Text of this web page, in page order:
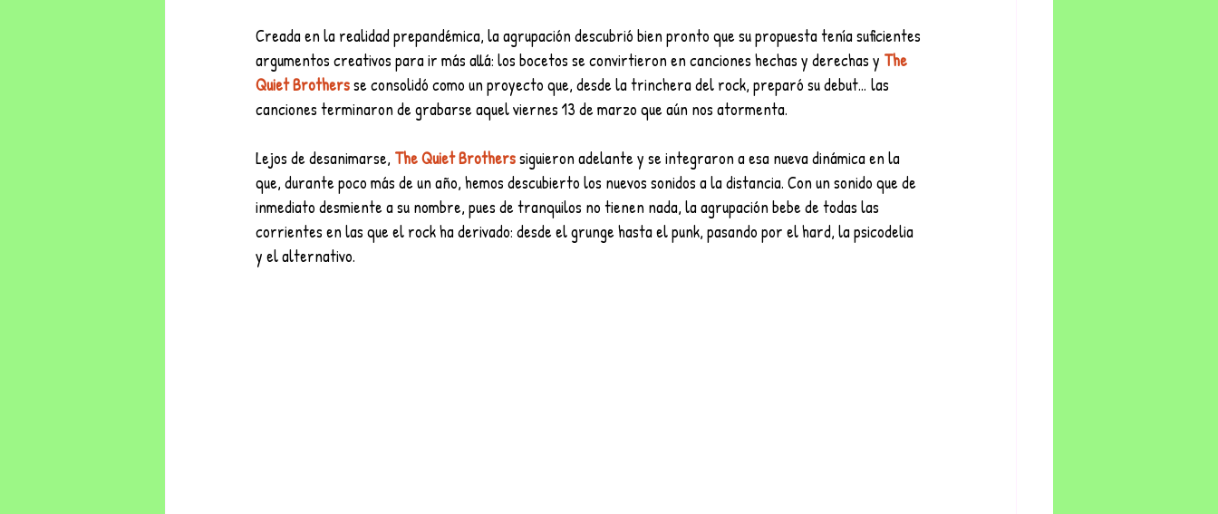
Creada en la realidad prepandémica, la agrupación descubrió bien pronto que su propuesta tenía suficientes
argumentos creativos para ir más allá: los bocetos se convirtieron en canciones hechas y derechas y The
Quiet Brothers se consolidó como un proyecto que, desde la trinchera del rock, preparó su debut… las
canciones terminaron de grabarse aquel viernes 13 de marzo que aún nos atormenta.
Lejos de desanimarse, The Quiet Brothers siguieron adelante y se integraron a esa nueva dinámica en la
que, durante poco más de un año, hemos descubierto los nuevos sonidos a la distancia. Con un sonido que de
inmediato desmiente a su nombre, pues de tranquilos no tienen nada, la agrupación bebe de todas las
corrientes en las que el rock ha derivado: desde el grunge hasta el punk, pasando por el hard, la psicodelia
y el alternativo.